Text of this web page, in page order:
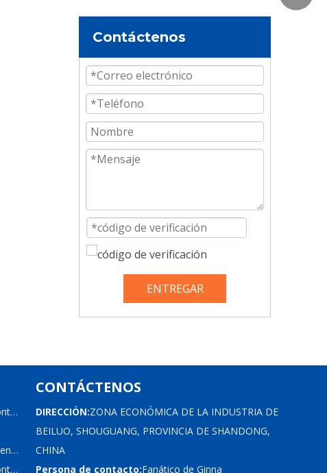
Contáctenos
ENTREGAR
Piezas de repuesto para contenedores
Equipos de amarre de contenedores
Piezas de repuesto para contenedores de refrigeración
CONTÁCTENOS
DIRECCIÓN:ZONA ECONÓMICA DE LA INDUSTRIA DE
BEILUO, SHOUGUANG, PROVINCIA DE SHANDONG,
CHINA
Persona de contacto:Fanático de Ginna